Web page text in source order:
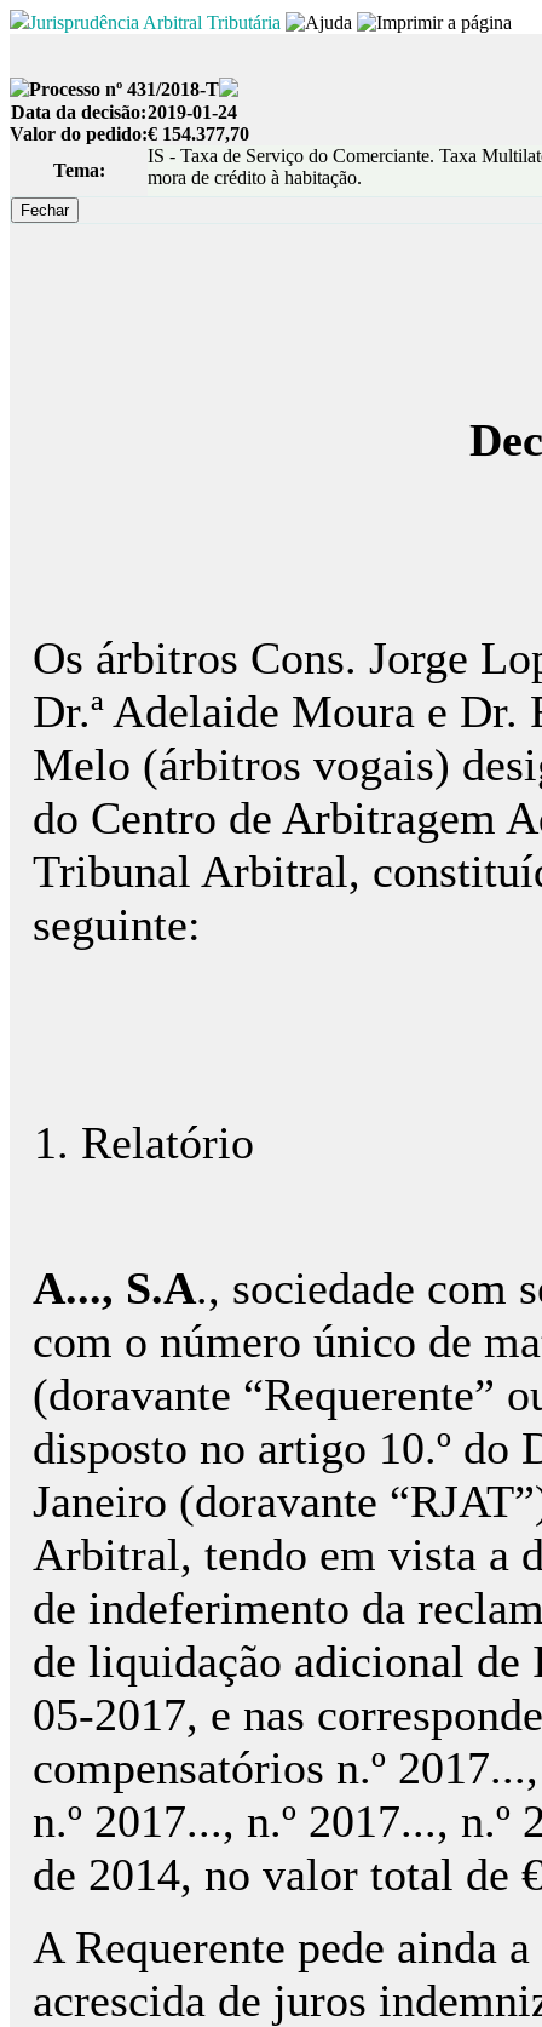
Jurisprudência Arbitral Tributária
Processo nº 431/2018-T
Data da decisão:2019-01-24
Valor do pedido:€ 154.377,70
Tema:
IS - Taxa de Serviço do Comerciante. Taxa
mora de crédito à habitação.
Os árbitros Cons. Jorge
Dr.ª Adelaide Moura e Dr.
Melo (árbitros vogais)
do Centro de Arbitragem
Tribunal Arbitral,
seguinte:
1. Relatório
A..., S.A., sociedade com
com o número único de
(doravante “Requerente”
disposto no artigo 10.º do
Janeiro (doravante
Arbitral, tendo em vista a
de indeferimento da
de liquidação adicional de
05-2017, e nas
compensatórios n.º
n.º 2017..., n.º 2017..., n.º
de 2014, no valor total de
A Requerente pede ainda
acrescida de juros